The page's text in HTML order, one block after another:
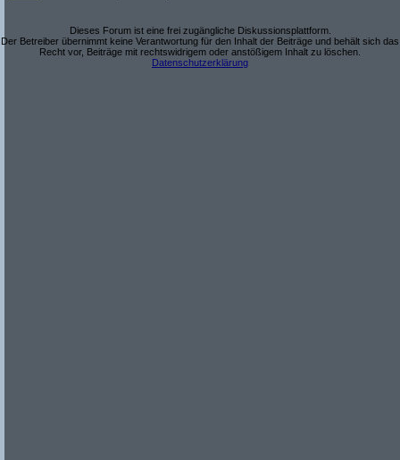
Dieses Forum ist eine frei zugängliche Diskussionsplattform.
Der Betreiber übernimmt keine Verantwortung für den Inhalt der Beiträge und behält sich das
Recht vor, Beiträge mit rechtswidrigem oder anstößigem Inhalt zu löschen.
Datenschutzerklärung